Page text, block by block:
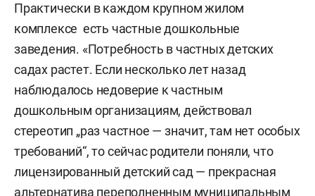
Практически в каждом крупном жилом
комплексе есть частные дошкольные
заведения. «Потребность в частных детских
садах растет. Если несколько лет назад
наблюдалось недоверие к частным
дошкольным организациям, действовал
стереотип „раз частное — значит, там нет особых
требований“, то сейчас родители поняли, что
лицензированный детский сад — прекрасная
альтернатива переполненным муниципальным